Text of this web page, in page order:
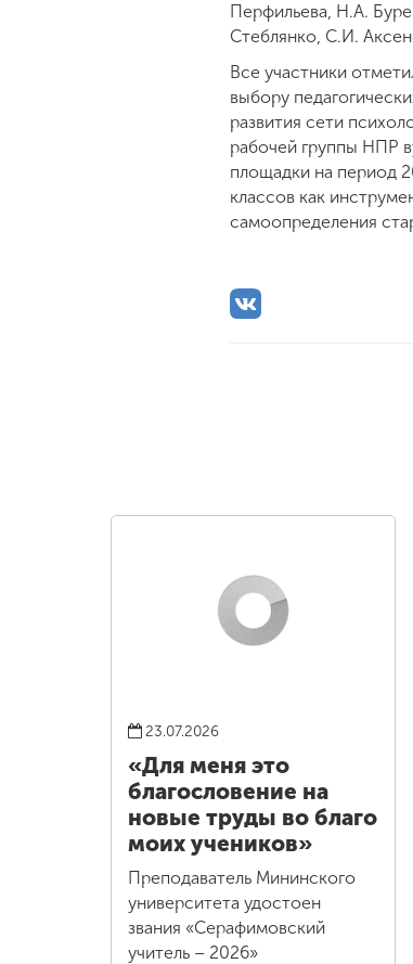
Перфильева, Н.А.
Стеблянко, С.И.
Все участники
выбору
развития сети
рабочей группы НПР
площадки на период
классов как
самоопределения
23.07.2026
«Для меня это
благословение на
новые труды во благо
моих учеников»
Преподаватель Мининского
университета удостоен
звания «Серафимовский
учитель – 2026»